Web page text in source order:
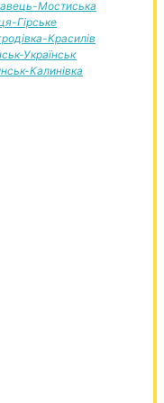
Мостиська
Гірське
Красилів
Українськ
Калинівка